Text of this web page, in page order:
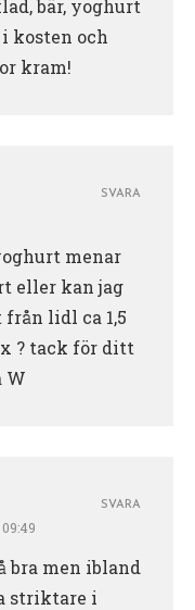
bär, yoghurt
kosten och
kram!
menar
eller kan jag
lidl ca 1,5
? tack för ditt
W
SVARA
bra men ibland
striktare i
SVARA